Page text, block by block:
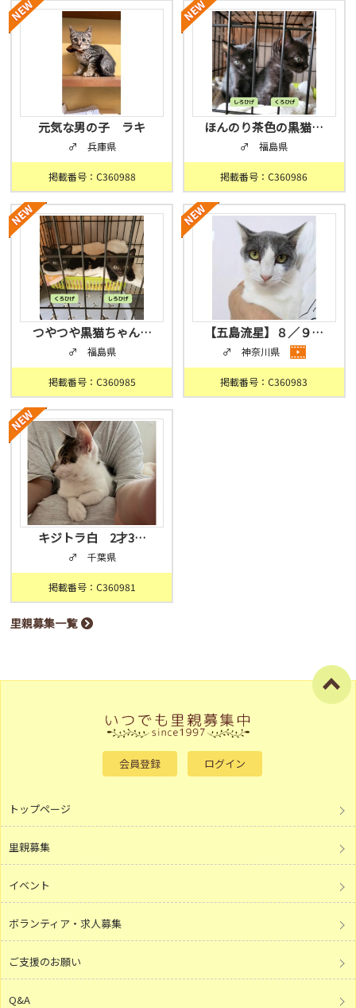
元気な男の子 ラキ
♂ 兵庫県
掲載番号：C360988
ほんのり茶色の黒猫…
♂ 福島県
掲載番号：C360986
つやつや黒猫ちゃん…
♂ 福島県
掲載番号：C360985
【五島流星】８／９…
♂ 神奈川県
掲載番号：C360983
キジトラ白 2才3…
♂ 千葉県
掲載番号：C360981
里親募集一覧
会員登録 ログイン
トップページ
里親募集
イベント
ボランティア・求人募集
ご支援のお願い
Q&A